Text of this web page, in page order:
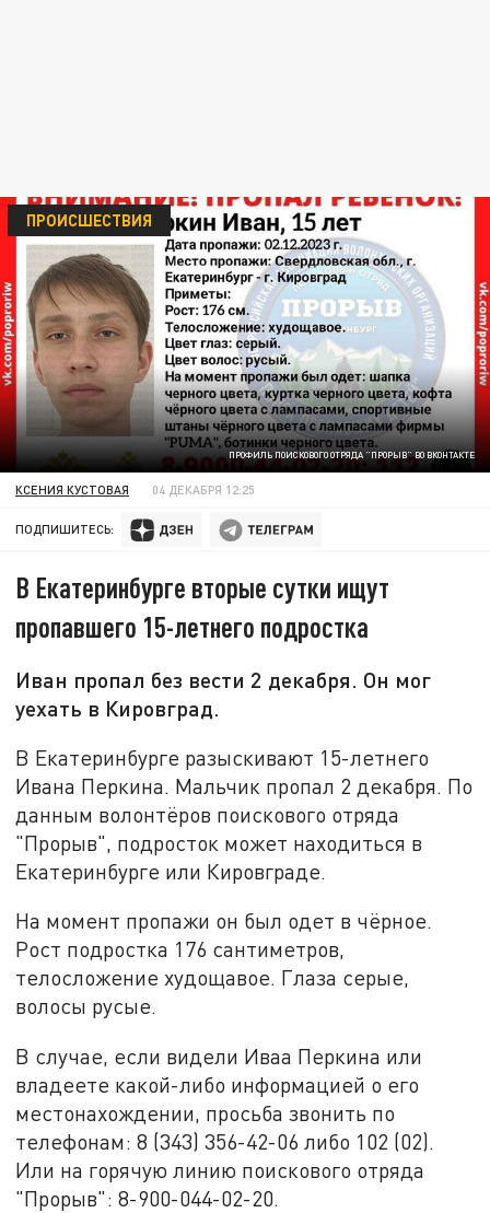
ПРОФИЛЬ ПОИСКОВОГО ОТРЯДА "ПРОРЫВ" ВО ВКОНТАКТЕ
ПРОИСШЕСТВИЯ
КСЕНИЯ КУСТОВАЯ 04 ДЕКАБРЯ 12:25
ПОДПИШИТЕСЬ:
В Екатеринбурге вторые сутки ищут
пропавшего 15-летнего подростка
Иван пропал без вести 2 декабря. Он мог
уехать в Кировград.
В Екатеринбурге разыскивают 15-летнего
Ивана Перкина. Мальчик пропал 2 декабря. По
данным волонтёров поискового отряда
"Прорыв", подросток может находиться в
Екатеринбурге или Кировграде.
На момент пропажи он был одет в чёрное.
Рост подростка 176 сантиметров,
телосложение худощавое. Глаза серые,
волосы русые.
В случае, если видели Иваа Перкина или
владеете какой-либо информацией о его
местонахождении, просьба звонить по
телефонам: 8 (343) 356-42-06 либо 102 (02).
Или на горячую линию поискового отряда
"Прорыв": 8-900-044-02-20.